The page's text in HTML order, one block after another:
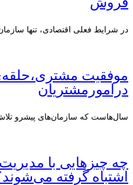
در شرایط فعلی اقتصادی، تنها
موفقیت
درامورمشتریان
سال‌هاست که سازمان‌های پیشرو تلاش
چه چیزهایی با
اشتباه گرفته